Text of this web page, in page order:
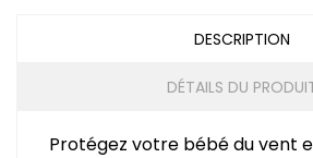
DESCRIPTION
DÉTAILS DU
Protégez votre bébé du vent